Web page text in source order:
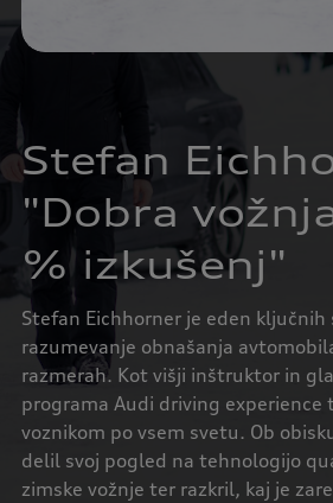
Stefan
"Dobra
% izkušenj"
Stefan Eichhorner je eden ključnih
razumevanje obnašanja
razmerah. Kot višji inštruktor in
programa Audi driving experience
voznikom po vsem svetu. Ob
delil svoj pogled na tehnologijo
zimske vožnje ter razkril, kaj je